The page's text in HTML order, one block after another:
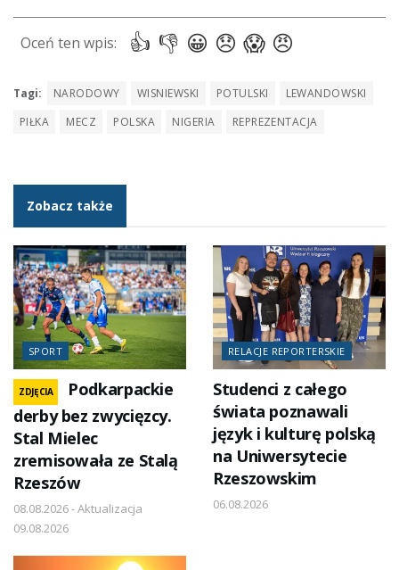
Tagi: NARODOWY WISNIEWSKI POTULSKI
LEWANDOWSKI
PIŁKA
MECZ POLSKA NIGERIA REPREZENTACJA
Zobacz także
SPORT
ZDJĘCIA
Podkarpackie
derby bez zwycięzcy.
Stal Mielec
zremisowała ze Stalą
Rzeszów
08.08.2026 - Aktualizacja
09.08.2026
RELACJE REPORTERSKIE
Studenci z całego
świata poznawali
język i kulturę polską
na Uniwersytecie
Rzeszowskim
06.08.2026